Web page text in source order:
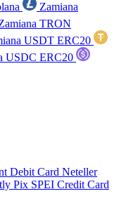
Zamiana
TRON
USDT ERC20
USDC ERC20
Debit Card Neteller
Pix SPEI Credit Card